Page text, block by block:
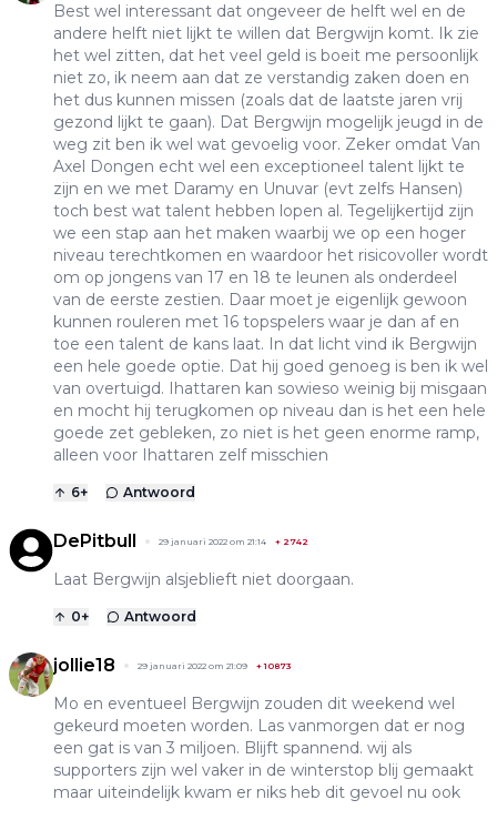
Best wel interessant dat ongeveer de helft wel en de
andere helft niet lijkt te willen dat Bergwijn komt. Ik zie
het wel zitten, dat het veel geld is boeit me persoonlijk
niet zo, ik neem aan dat ze verstandig zaken doen en
het dus kunnen missen (zoals dat de laatste jaren vrij
gezond lijkt te gaan). Dat Bergwijn mogelijk jeugd in de
weg zit ben ik wel wat gevoelig voor. Zeker omdat Van
Axel Dongen echt wel een exceptioneel talent lijkt te
zijn en we met Daramy en Unuvar (evt zelfs Hansen)
toch best wat talent hebben lopen al. Tegelijkertijd zijn
we een stap aan het maken waarbij we op een hoger
niveau terechtkomen en waardoor het risicovoller wordt
om op jongens van 17 en 18 te leunen als onderdeel
van de eerste zestien. Daar moet je eigenlijk gewoon
kunnen rouleren met 16 topspelers waar je dan af en
toe een talent de kans laat. In dat licht vind ik Bergwijn
een hele goede optie. Dat hij goed genoeg is ben ik wel
van overtuigd. Ihattaren kan sowieso weinig bij misgaan
en mocht hij terugkomen op niveau dan is het een hele
goede zet gebleken, zo niet is het geen enorme ramp,
alleen voor Ihattaren zelf misschien
6+ Antwoord
DePitbull 29 januari 2022 om 21:14 + 2742
Laat Bergwijn alsjeblieft niet doorgaan.
0+ Antwoord
jollie18 29 januari 2022 om 21:09 +10873
Mo en eventueel Bergwijn zouden dit weekend wel
gekeurd moeten worden. Las vanmorgen dat er nog
een gat is van 3 miljoen. Blijft spannend. wij als
supporters zijn wel vaker in de winterstop blij gemaakt
maar uiteindelijk kwam er niks heb dit gevoel nu ook